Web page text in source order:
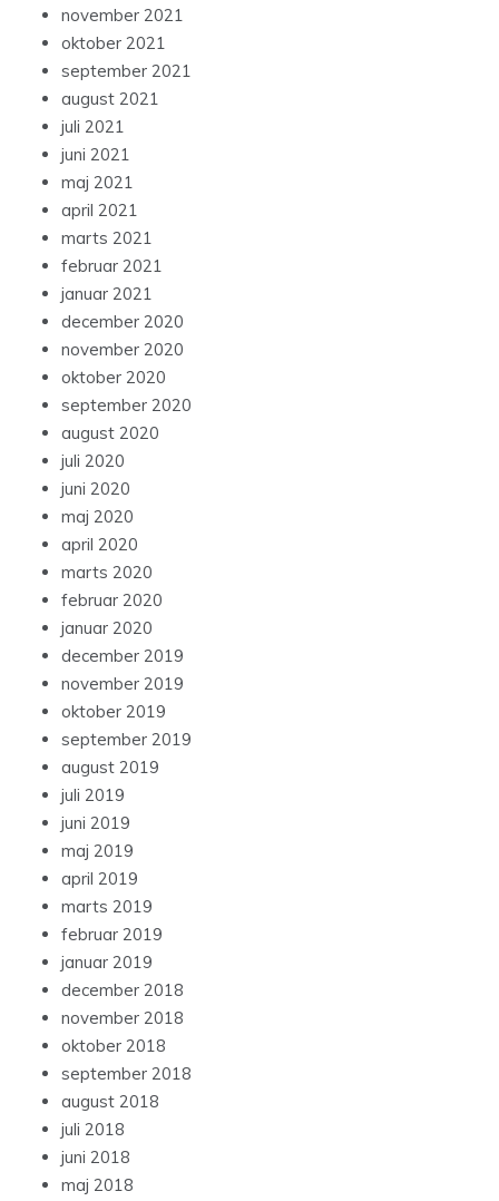
november 2021
oktober 2021
september 2021
august 2021
juli 2021
juni 2021
maj 2021
april 2021
marts 2021
februar 2021
januar 2021
december 2020
november 2020
oktober 2020
september 2020
august 2020
juli 2020
juni 2020
maj 2020
april 2020
marts 2020
februar 2020
januar 2020
december 2019
november 2019
oktober 2019
september 2019
august 2019
juli 2019
juni 2019
maj 2019
april 2019
marts 2019
februar 2019
januar 2019
december 2018
november 2018
oktober 2018
september 2018
august 2018
juli 2018
juni 2018
maj 2018